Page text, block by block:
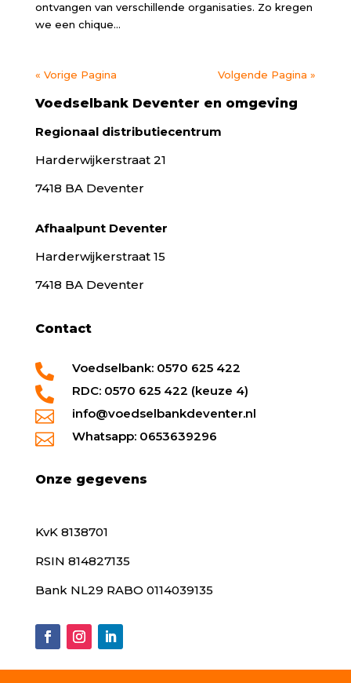
ontvangen van verschillende organisaties. Zo kregen
we een chique...
« Vorige Pagina Volgende Pagina »
Voedselbank Deventer en omgeving
Regionaal distributiecentrum
Harderwijkerstraat 21
7418 BA Deventer
Afhaalpunt Deventer
Harderwijkerstraat 15
7418 BA Deventer
Contact
 Voedselbank: 0570 625 422
 RDC: 0570 625 422 (keuze 4)
 info@voedselbankdeventer.nl
 Whatsapp: 0653639296
Onze gegevens
KvK 8138701
RSIN 814827135
Bank NL29 RABO 0114039135